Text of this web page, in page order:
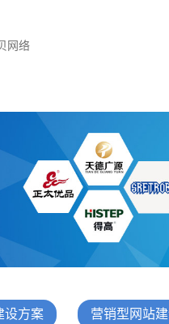
H5响应式网站建设方案
防伪防窜货系统
外贸多语言网站建设方
三级分销系统
在线进销存管理
设方案 营销型网站